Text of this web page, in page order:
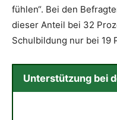
fühlen“. Bei den
dieser Anteil bei 32
Schulbildung nur bei 19
Unterstützung bei